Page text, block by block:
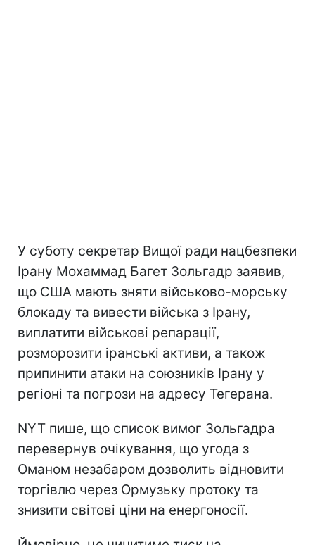
У суботу секретар Вищої ради нацбезпеки
Ірану Мохаммад Багет Зольгадр заявив,
що США мають зняти військово-морську
блокаду та вивести війська з Ірану,
виплатити військові репарації,
розморозити іранські активи, а також
припинити атаки на союзників Ірану у
регіоні та погрози на адресу Тегерана.
NYT пише, що список вимог Зольгадра
перевернув очікування, що угода з
Оманом незабаром дозволить відновити
торгівлю через Ормузьку протоку та
знизити світові ціни на енергоносії.